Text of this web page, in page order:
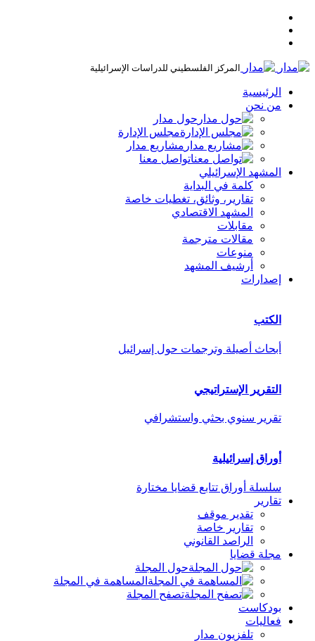
المركز الفلسطيني للدراسات الإسرائيلية
الرئيسية
من نحن
حول مدار
مجلس الإدارة
مشاريع مدار
تواصل معنا
المشهد الإسرائيلي
كلمة في البداية
تقارير، وثائق، تغطيات خاصة
المشهد الاقتصادي
مقابلات
مقالات مترجمة
منوعات
أرشيف المشهد
إصدارات
الكتب
أبحاث أصيلة وترجمات حول إسرائيل
التقرير الإستراتيجي
تقرير سنوي بحثي واستشرافي
أوراق إسرائيلية
سلسلة أوراق تتابع قضايا مختارة
تقارير
تقدير موقف
تقارير خاصة
الراصد القانوني
مجلة قضايا
حول المجلة
المساهمة في المجلة
تصفح المجلة
بودكاست
فعاليات
تلفزيون مدار